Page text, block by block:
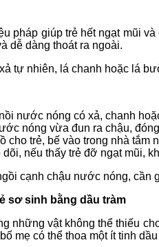
pháp giúp trẻ hết ngạt mũi
dễ dàng thoát ra ngoài.
tự nhiên, lá chanh hoặc lá
nước nóng có xả, chanh
nóng vừa đun ra chậu,
cho trẻ, bế vào trong nhà tắm
nếu thấy trẻ đỡ ngạt mũi,
cạnh chậu nước nóng, cần
sơ sinh bằng dầu tràm
những vật không thể thiếu
mẹ có thể thoa một ít tinh